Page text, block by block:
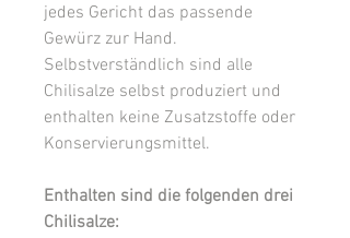
jedes Gericht das passende
Gewürz zur Hand.
Selbstverständlich sind alle
Chilisalze selbst produziert und
enthalten keine Zusatzstoffe oder
Konservierungsmittel.
Enthalten sind die folgenden drei
Chilisalze: